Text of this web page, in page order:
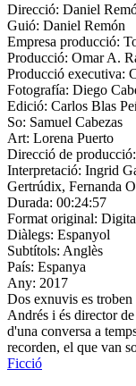
Direcció: Daniel
Guió: Daniel Remón
Empresa producció:
Producció: Omar A.
Producció executiva:
Fotografía: Diego
Edició: Carlos Blas
So: Samuel Cabezas
Art: Lorena Puerto
Direcció de producció:
Interpretació: Ingrid
Gertrúdix, Fernanda
Durada: 00:24:57
Format original:
Diàlegs: Espanyol
Subtítols: Anglès
País: Espanya
Any: 2017
Dos exnuvis es troben
Andrés i és director
d'una conversa a
recorden, el que van
Ficció